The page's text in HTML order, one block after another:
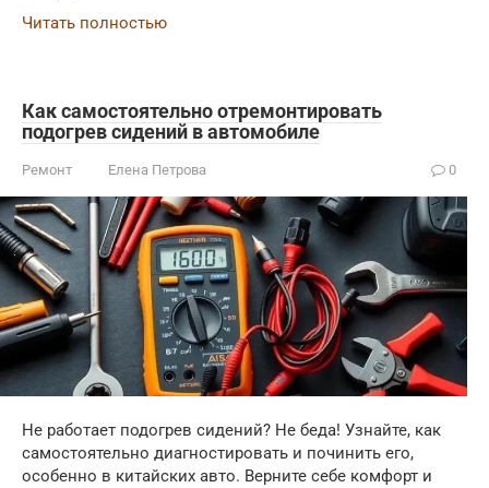
Читать полностью
Как самостоятельно отремонтировать
подогрев сидений в автомобиле
Ремонт Елена Петрова 0
Не работает подогрев сидений? Не беда! Узнайте, как
самостоятельно диагностировать и починить его,
особенно в китайских авто. Верните себе комфорт и